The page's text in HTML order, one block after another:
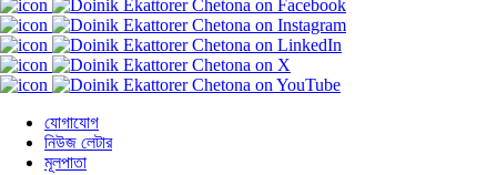
যোগাযোগ
নিউজ লেটার
মূলপাতা